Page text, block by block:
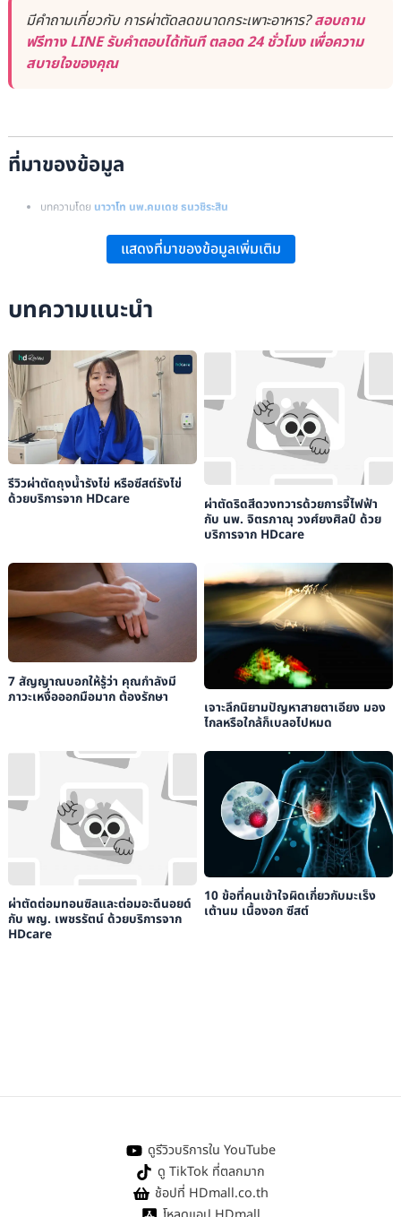
มีคำถามเกี่ยวกับ การผ่าตัดลดขนาดกระเพาะอาหาร?สอบถาม
ฟรีทาง LINE รับคำตอบได้ทันที ตลอด 24 ชั่วโมง เพื่อความ
สบายใจของคุณ
ที่มาของข้อมูล
บทความโดย นาวาโท นพ.คมเดช ธนวชิระสิน
แสดงที่มาของข้อมูลเพิ่มเติม
บทความแนะนำ
รีวิวผ่าตัดถุงน้ำรังไข่ หรือซีสต์รังไข่
ด้วยบริการจาก HDcare
ผ่าตัดริดสีดวงทวารด้วยการจี้ไฟฟ้า
กับ นพ. จิตรภาณุ วงศ์ยงศิลป์ ด้วย
บริการจาก HDcare
7 สัญญาณบอกให้รู้ว่า คุณกำลังมี
ภาวะเหงื่อออกมือมาก ต้องรักษา
เจาะลึกนิยามปัญหาสายตาเอียง มอง
ไกลหรือใกล้ก็เบลอไปหมด
ผ่าตัดต่อมทอนซิลและต่อมอะดีนอยด์
กับ พญ. เพชรรัตน์ ด้วยบริการจาก
HDcare
10 ข้อที่คนเข้าใจผิดเกี่ยวกับมะเร็ง
เต้านม เนื้องอก ซีสต์
ดูรีวิวบริการใน YouTube
ดู TikTok ที่ตลกมาก
ช้อปที่ HDmall.co.th